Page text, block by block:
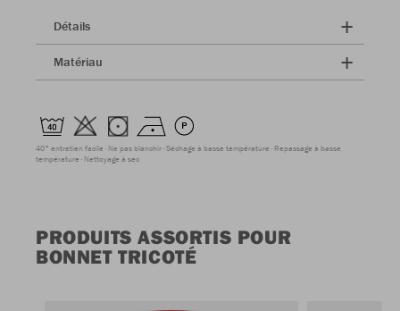
Détails
Matériau
40° entretien facile Ne pas blanchir Séchage à basse température Repassage à basse
température Nettoyage à sec
PRODUITS ASSORTIS POUR
BONNET TRICOTÉ